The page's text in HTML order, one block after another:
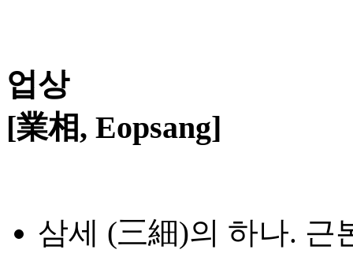
업상
[業相, Eopsang]
삼세 (三細)의 하나. 근